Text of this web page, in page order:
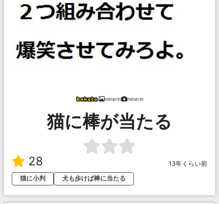
minerin minerin
猫に棒が当たる
28
13年くらい前
猫に小判
犬も歩けば棒に当たる